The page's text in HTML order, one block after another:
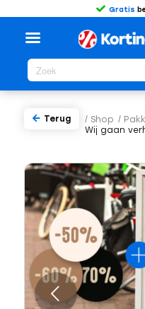
Gratis
/ Shop /
Wij gaan
Terug